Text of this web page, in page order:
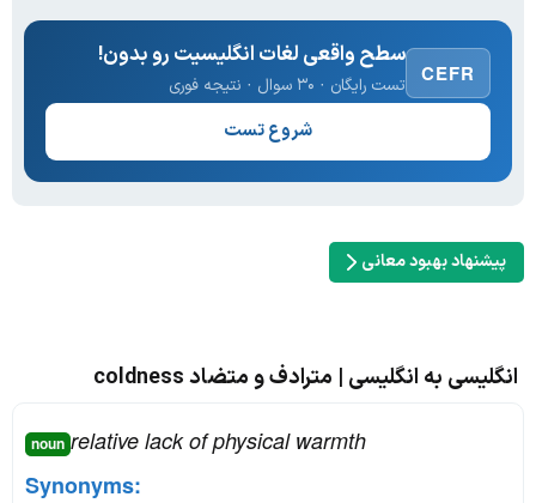
CEFR
سطح واقعی لغات انگلیسیت رو بدون!
تست رایگان · ۳۰ سوال · نتیجه فوری
شروع تست
پیشنهاد بهبود معانی
انگلیسی به انگلیسی | مترادف و متضاد coldness
noun relative lack of physical warmth
Synonyms: